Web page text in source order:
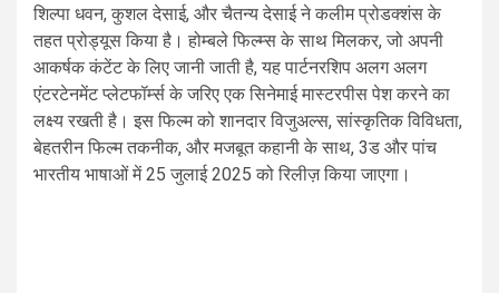
शिल्पा धवन, कुशल देसाई, और चैतन्य देसाई ने कलीम प्रोडक्शंस के
तहत प्रोड्यूस किया है। होम्बले फिल्म्स के साथ मिलकर, जो अपनी
आकर्षक कंटेंट के लिए जानी जाती है, यह पार्टनरशिप अलग अलग
एंटरटेनमेंट प्लेटफॉर्म्स के जरिए एक सिनेमाई मास्टरपीस पेश करने का
लक्ष्य रखती है। इस फिल्म को शानदार विजुअल्स, सांस्कृतिक विविधता,
बेहतरीन फिल्म तकनीक, और मजबूत कहानी के साथ, 3ड और पांच
भारतीय भाषाओं में 25 जुलाई 2025 को रिलीज़ किया जाएगा।